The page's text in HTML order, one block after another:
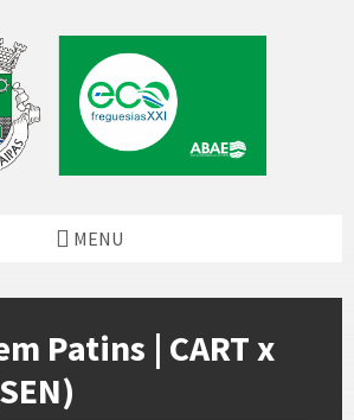
MENU
Patins | CART x